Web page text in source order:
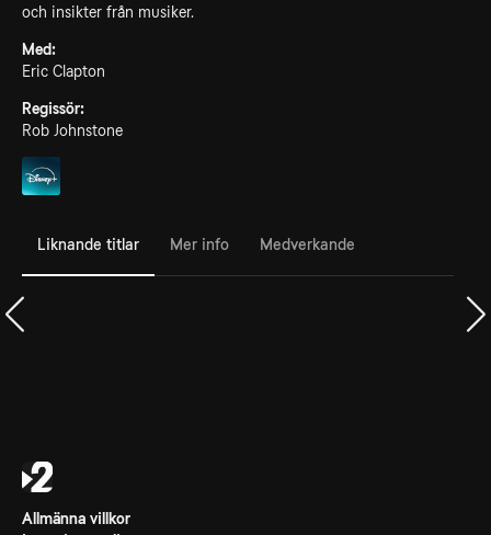
och insikter från musiker.
Med:
Eric Clapton
Regissör:
Rob Johnstone
Liknande titlar Mer info Medverkande
Allmänna villkor